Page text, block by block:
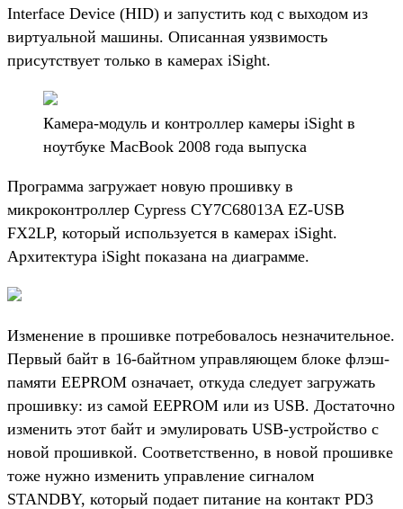
Interface Device (HID) и запустить код с выходом из
виртуальной машины. Описанная уязвимость
присутствует только в камерах iSight.
Камера-модуль и контроллер камеры iSight в
ноутбуке MacBook 2008 года выпуска
Программа загружает новую прошивку в
микроконтроллер Cypress CY7C68013A EZ-USB
FX2LP, который используется в камерах iSight.
Архитектура iSight показана на диаграмме.
Изменение в прошивке потребовалось незначительное.
Первый байт в 16-байтном управляющем блоке флэш-
памяти EEPROM означает, откуда следует загружать
прошивку: из самой EEPROM или из USB. Достаточно
изменить этот байт и эмулировать USB-устройство с
новой прошивкой. Соответственно, в новой прошивке
тоже нужно изменить управление сигналом
STANDBY, который подает питание на контакт PD3